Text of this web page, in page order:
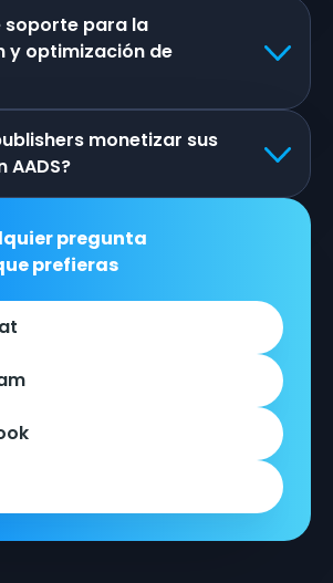
soporte para la
y optimización de
monetizar sus
AADS?
pregunta
prefieras